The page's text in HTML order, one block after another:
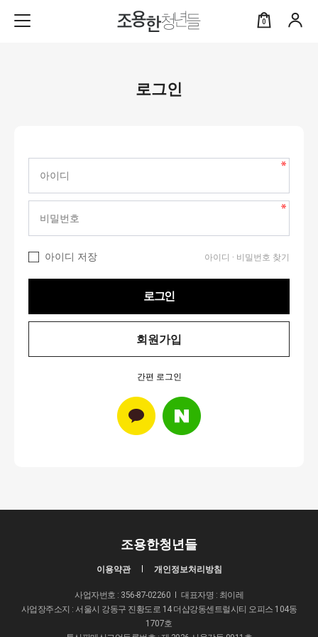
0
로그인
아이디 저장 아이디 · 비밀번호 찾기
로그인
회원가입
간편 로그인
조용한청년들
이용약관 개인정보처리방침
사업자번호 : 356-87-02260
대표자명 : 최이레
사업장주소지 : 서울시 강동구 진황도로 14 더샵강동센트럴시티 오피스 104동
1707호